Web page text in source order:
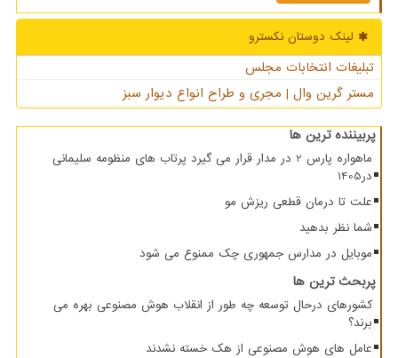
لینک دوستان نكسترو
تبلیغات انتخابات مجلس
مستر گرین وال | مجری و طراح انواع دیوار سبز
پربیننده ترین ها
ماهواره پارس 2 در مدار قرار می گیرد پرتاب های منظومه سلیمانی
در1405
علت تا درمان قطعی ریزش مو
شما نظر بدهید
موبایل در مدارس جمهوری چک ممنوع می شود
پربحث ترین ها
کشورهای درحال توسعه چه طور از انقلاب هوش مصنوعی بهره می
برند؟
عامل های هوش مصنوعی از هک خسته نشدند